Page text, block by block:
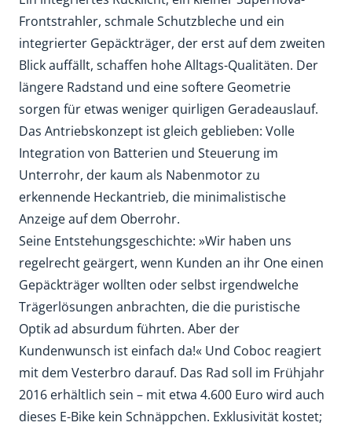
Frontstrahler, schmale Schutzbleche und ein
integrierter Gepäckträger, der erst auf dem zweiten
Blick auffällt, schaffen hohe Alltags-Qualitäten. Der
längere Radstand und eine softere Geometrie
sorgen für etwas weniger quirligen Geradeauslauf.
Das Antriebskonzept ist gleich geblieben: Volle
Integration von Batterien und Steuerung im
Unterrohr, der kaum als Nabenmotor zu
erkennende Heckantrieb, die minimalistische
Anzeige auf dem Oberrohr.
Seine Entstehungsgeschichte: »Wir haben uns
regelrecht geärgert, wenn Kunden an ihr One einen
Gepäckträger wollten oder selbst irgendwelche
Trägerlösungen anbrachten, die die puristische
Optik ad absurdum führten. Aber der
Kundenwunsch ist einfach da!« Und Coboc reagiert
mit dem Vesterbro darauf. Das Rad soll im Frühjahr
2016 erhältlich sein – mit etwa 4.600 Euro wird auch
dieses E-Bike kein Schnäppchen. Exklusivität kostet;